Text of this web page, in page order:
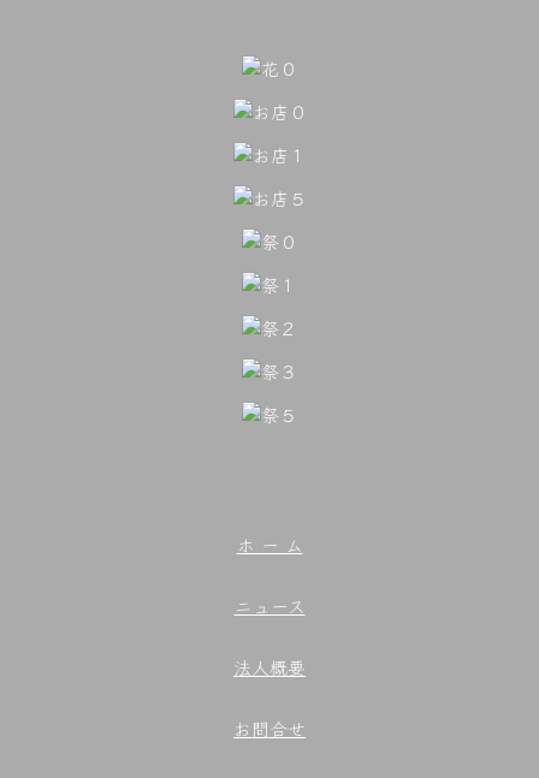
ホ ー ム
ニュース
法人概要
お問合せ